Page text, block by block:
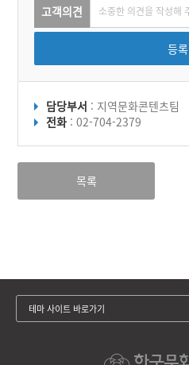
고객의견
등록
담당부서 : 지역문화콘텐츠팀
전화 : 02-704-2379
목록
테마 사이트 바로가기